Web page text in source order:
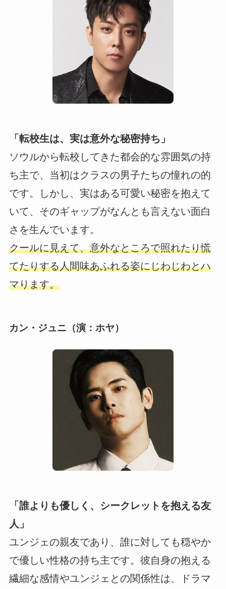
「転校生は、実は意外な秘密持ち」
ソウルから転校してきた都会的な雰囲気の持
ち主で、当初はクラスの男子たちの憧れの的
です。しかし、実はある可愛い秘密を抱えて
いて、そのギャップがなんとも言えない面白
さを生んでいます。
クールに見えて、意外なところで照れたり慌
てたりする人間味あふれる姿にじわじわとハ
マります。
カン・ジュニ（演：ホヤ）
「誰よりも優しく、シークレットを抱える友
人」
ユンジェの親友であり、誰に対しても穏やか
で優しい性格の持ち主です。彼自身の抱える
繊細な感情やユンジェとの関係性は、ドラマ